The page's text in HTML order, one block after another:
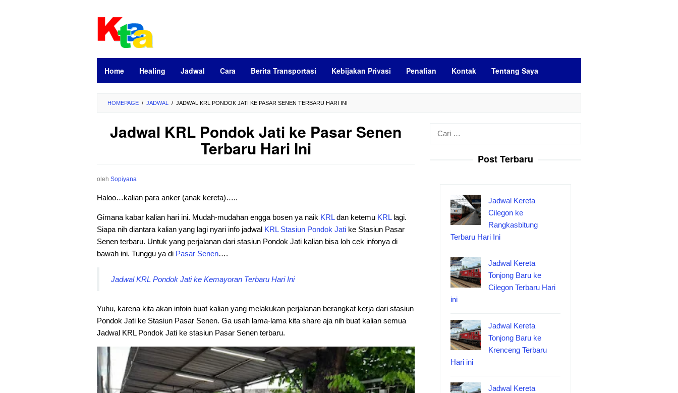
Home Healing Jadwal Cara Berita Transportasi Kebijakan Privasi Penafian Kontak Tentang Saya
HOMEPAGE / JADWAL / JADWAL KRL PONDOK JATI KE PASAR SENEN TERBARU HARI INI
Jadwal KRL Pondok Jati ke Pasar Senen
Terbaru Hari Ini
oleh Sopiyana
Haloo…kalian para anker (anak kereta)…..
Gimana kabar kalian hari ini. Mudah-mudahan engga bosen ya naik KRLdan ketemu KRLlagi.
Siapa nih diantara kalian yang lagi nyari info jadwal KRL Stasiun Pondok Jati ke Stasiun Pasar
Senen terbaru. Untuk yang perjalanan dari stasiun Pondok Jati kalian bisa loh cek infonya di
bawah ini. Tunggu ya di Pasar Senen….
Jadwal KRL Pondok Jati ke Kemayoran Terbaru Hari Ini
Yuhu, karena kita akan infoin buat kalian yang melakukan perjalanan berangkat kerja dari stasiun
Pondok Jati ke Stasiun Pasar Senen. Ga usah lama-lama kita share aja nih buat kalian semua
Jadwal KRL Pondok Jati ke stasiun Pasar Senen terbaru.
Post Terbaru
Jadwal Kereta
Cilegon ke
Rangkasbitung
Terbaru Hari Ini
Jadwal Kereta
Tonjong Baru ke
Cilegon Terbaru Hari
ini
Jadwal Kereta
Tonjong Baru ke
Krenceng Terbaru
Hari ini
Jadwal Kereta